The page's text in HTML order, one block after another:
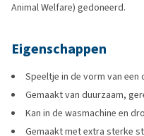
Animal Welfare) gedoneerd.
Eigenschappen
Speeltje in de vorm van
Gemaakt van duurzaam,
Kan in de wasmachine en
Gemaakt met extra sterke